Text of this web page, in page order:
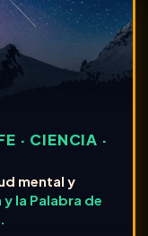
· CIENCIA ·
mental y
la Palabra de